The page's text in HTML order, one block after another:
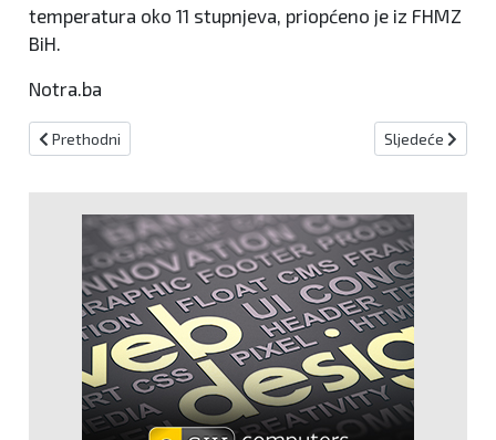
temperatura oko 11 stupnjeva, priopćeno je iz FHMZ
BiH.
Notra.ba
Prethodni članak: BiHAMK: U višim planinskim predjelima i preko
Prethodni Sljedeći
Sljedeće